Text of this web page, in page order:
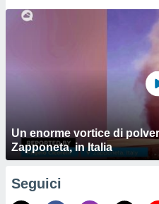
Un enorme vortice di
Zapponeta, in Italia
Seguici